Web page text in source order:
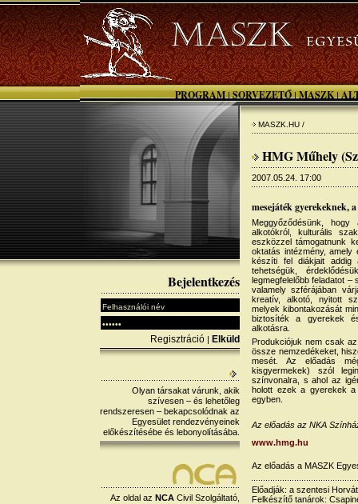
PROGRAM | SORVEZETŐ | MASZK |
Bejelentkezés
Regisztráció | Elküld
Olyan társakat várunk, akik
szívesen – és lehetőleg
rendszeresen – bekapcsolódnak az
Egyesület rendezvényeinek
előkészítésébe és lebonyolításába.
Az oldal az NCA Civil Szolgáltató,
MASZK.HU /
HMG Műhely
2007.05.24. 17:00
mesejáték gyerekeknek,
Meggyőződésünk,
alkotókról, kulturális
eszközzel támogatnunk
oktatás intézmény, amely
készíti fel diákjait addig
tehetségük,
legmegfelelőbb feladatot –
valamely szférájában
kreatív, alkotó, nyitott
melyek kibontakozását
biztosíték a gyerekek
alkotásra.
Produkciójuk nem csak
össze nemzedékeket,
mesét. Az előadás
kisgyermekek) szól
színvonalra, s ahol az
holott ezek a gyerekek
egyben.
Az előadás az NKA
www.hmg.hu
Az előadás a MASZK
Előadják: a szentesi
Felkészítő tanárok: